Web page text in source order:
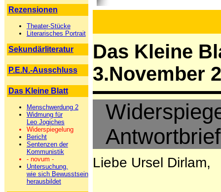
Rezensionen
Theater-Stücke
Literarisches Portrait
Sekundärliteratur
P.E.N.-Ausschluss
Das Kleine Blatt
Menschwerdung 2
Widmung für
Leo Jogiches
Widerspiegelung
Bericht
Sentenzen der
Kommunistik
- novum -
Untersuchung,
wie sich Bewusstsein
herausbildet
Das Kleine
3.November
Antwortbrief
Liebe Ursel Dirlam,